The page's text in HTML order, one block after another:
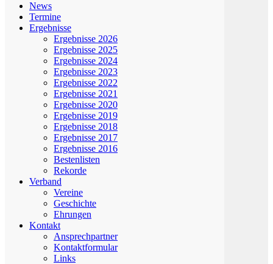
News
Termine
Ergebnisse
Ergebnisse 2026
Ergebnisse 2025
Ergebnisse 2024
Ergebnisse 2023
Ergebnisse 2022
Ergebnisse 2021
Ergebnisse 2020
Ergebnisse 2019
Ergebnisse 2018
Ergebnisse 2017
Ergebnisse 2016
Bestenlisten
Rekorde
Verband
Vereine
Geschichte
Ehrungen
Kontakt
Ansprechpartner
Kontaktformular
Links